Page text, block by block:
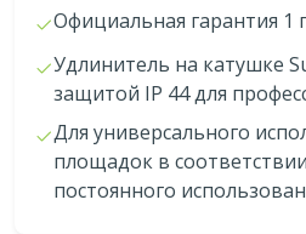
Официальная гарантия 1
Удлинитель на катушке
защитой IP 44 для
Для универсального
площадок в
постоянного